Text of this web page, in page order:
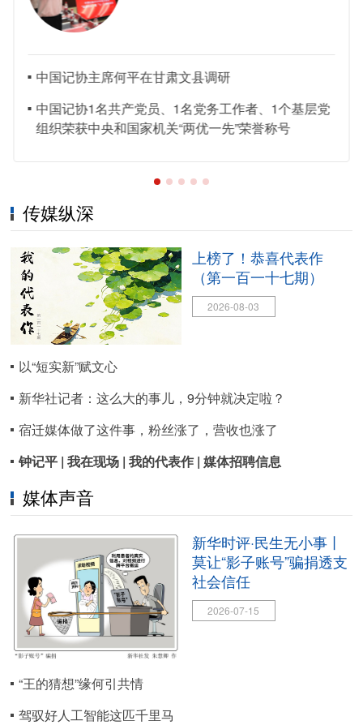
中国记协主席何平在甘肃文县调研
中国记协1名共产党员、1名党务工作者、1个基层党
组织荣获中央和国家机关“两优一先”荣誉称号
传媒纵深
上榜了！恭喜代表作
（第一百一十七期）
2026-08-03
以“短实新”赋文心
新华社记者：这么大的事儿，9分钟就决定啦？
宿迁媒体做了这件事，粉丝涨了，营收也涨了
钟记平 |我在现场 |我的代表作 |媒体招聘信息
媒体声音
新华时评·民生无小事丨
莫让“影子账号”骗捐透支
社会信任
2026-07-15
“王的猜想”缘何引共情
驾驭好人工智能这匹千里马